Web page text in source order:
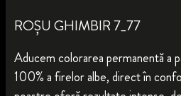
ROȘU GHIMBIR 7_77
Aducem colorarea permanentă a
100% a firelor albe, direct în